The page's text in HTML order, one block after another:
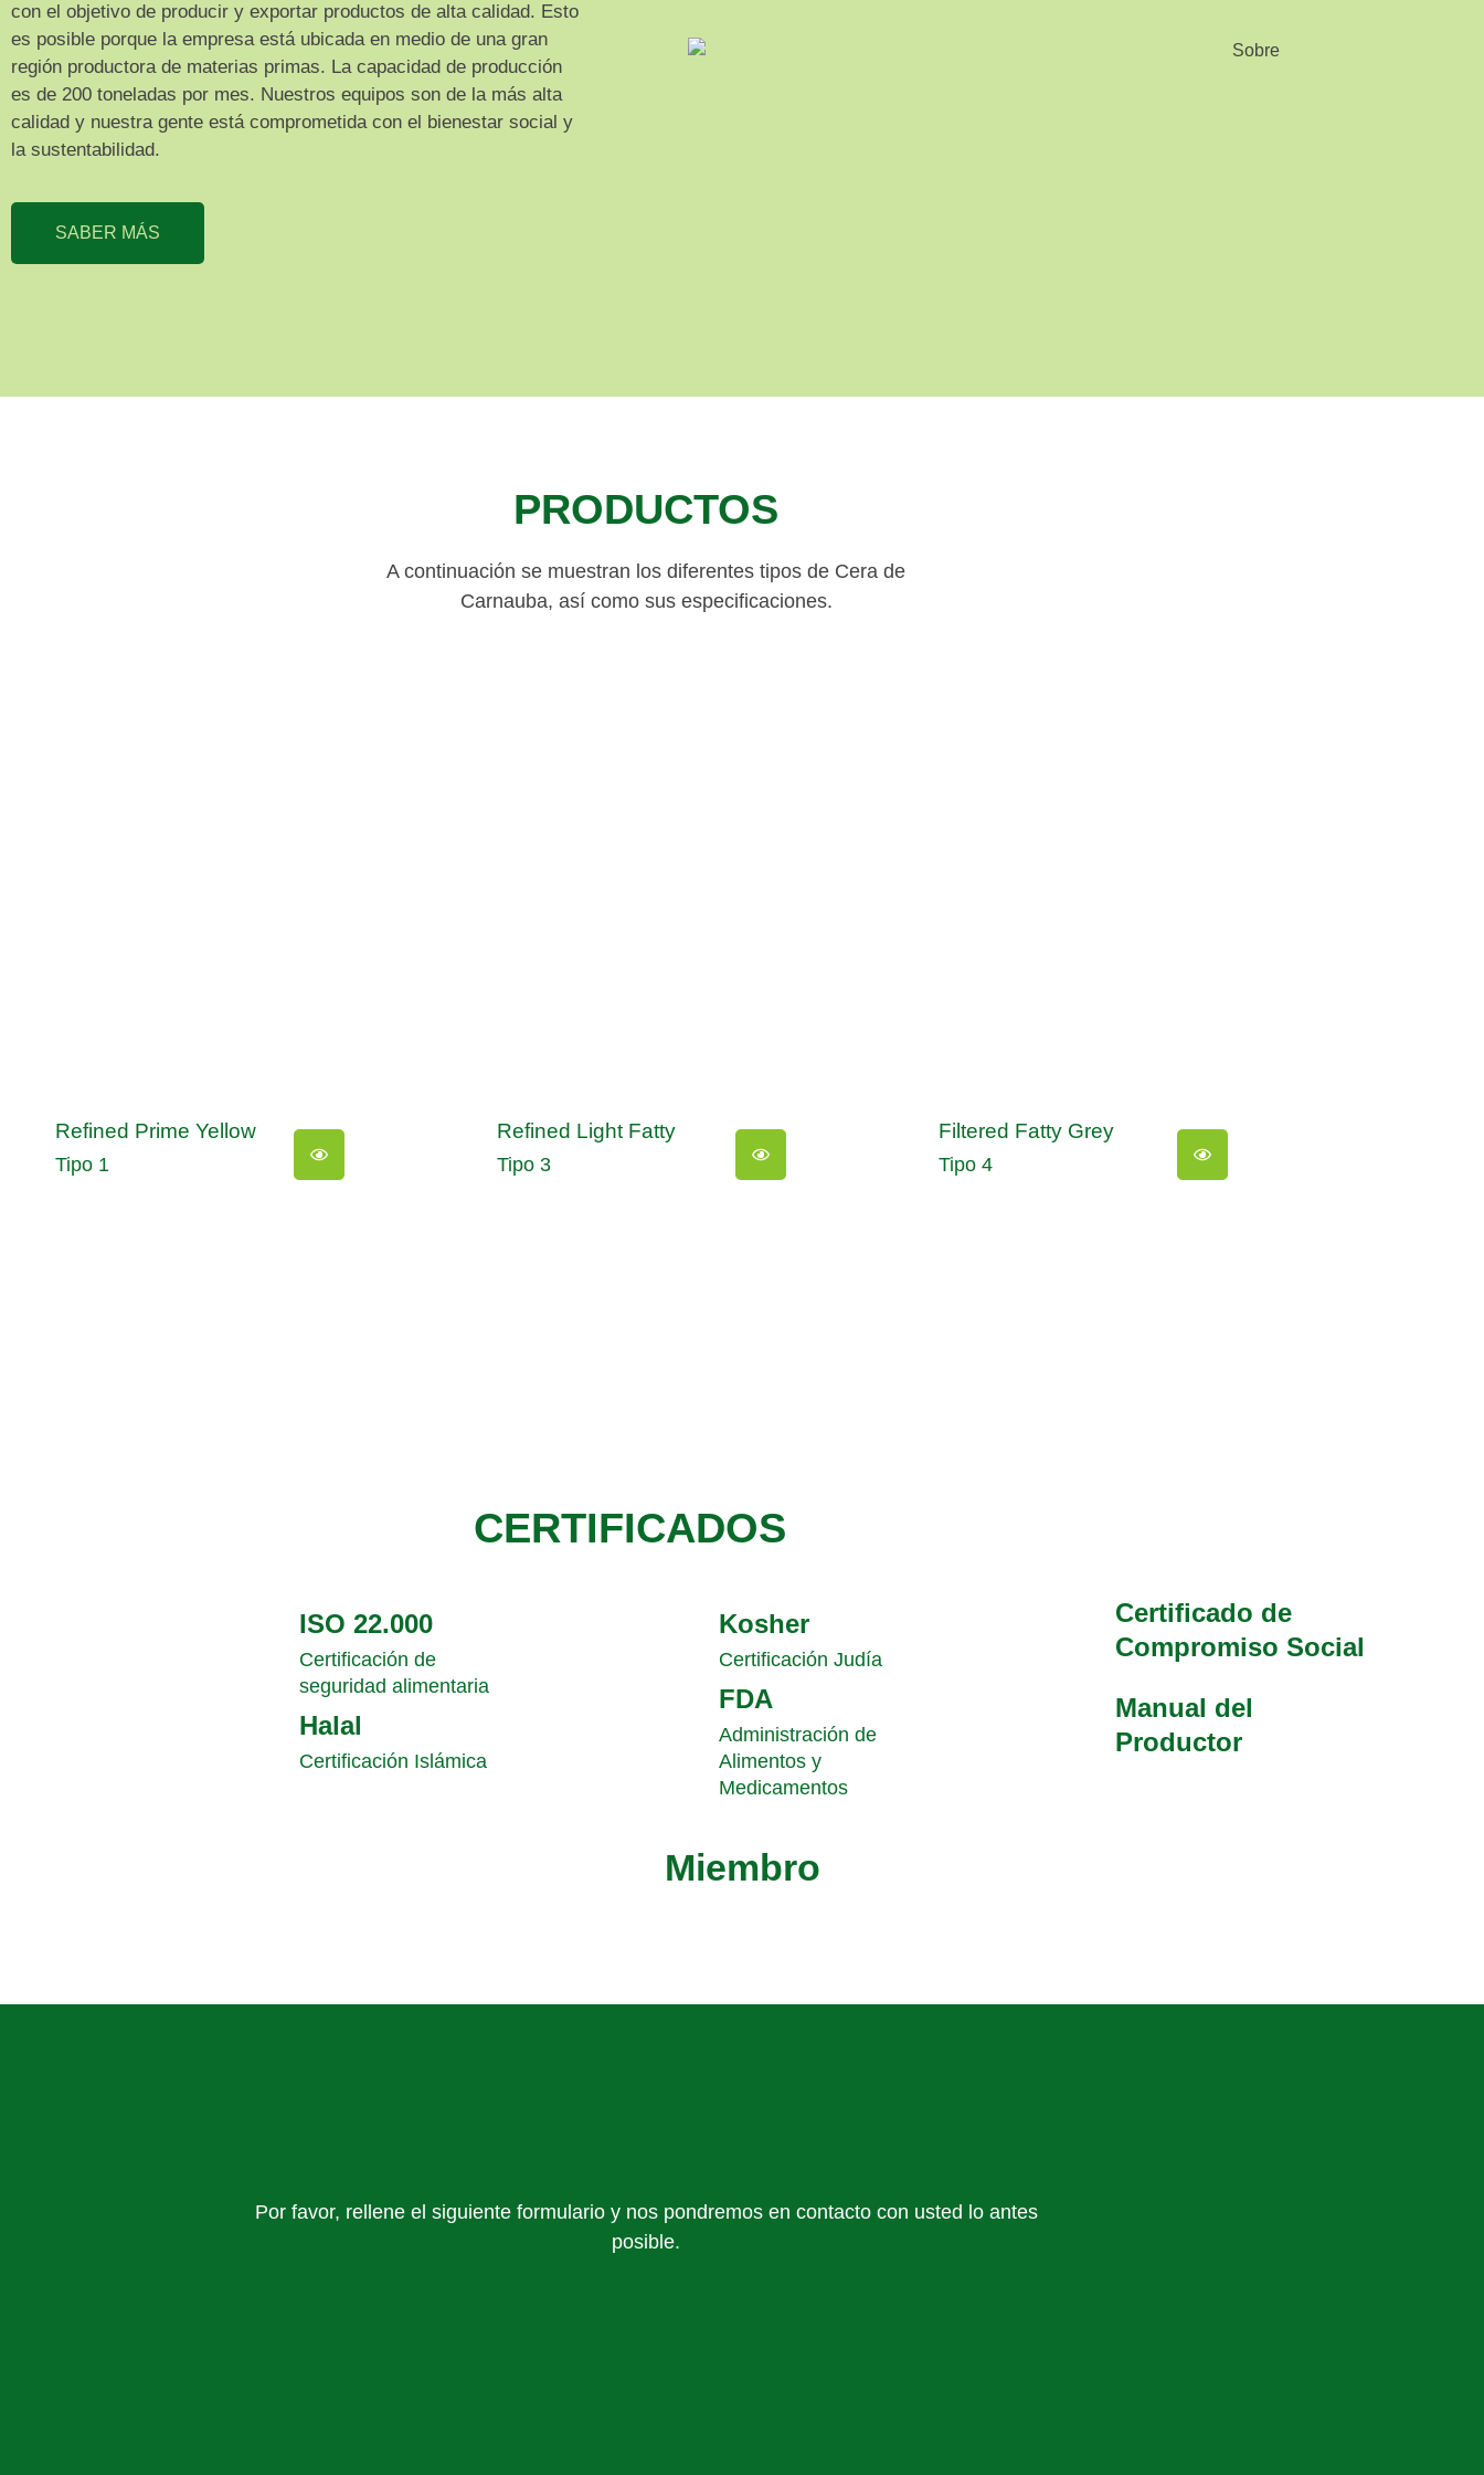
con el objetivo de producir y exportar productos de alta calidad. Esto
es posible porque la empresa está ubicada en medio de una gran
región productora de materias primas. La capacidad de producción
es de 200 toneladas por mes. Nuestros equipos son de la más alta
calidad y nuestra gente está comprometida con el bienestar social y
la sustentabilidad.
SABER MÁS
PRODUCTOS
A continuación se muestran los diferentes tipos de Cera de
Carnauba, así como sus especificaciones.
Refined Prime Yellow
Tipo 1
Refined Light Fatty
Tipo 3
Filtered Fatty Grey
Tipo 4
CERTIFICADOS
ISO 22.000
Certificación de
seguridad alimentaria
Halal
Certificación Islámica
Kosher
Certificación Judía
FDA
Administración de
Alimentos y
Medicamentos
Certificado de
Compromiso Social
Manual del
Productor
Miembro
Por favor, rellene el siguiente formulario y nos pondremos en contacto con usted lo antes
posible.